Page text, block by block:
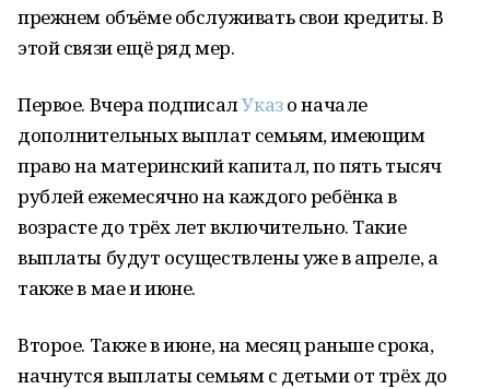
прежнем объёме обслуживать свои кредиты. В
этой связи ещё ряд мер.
Первое. Вчера подписалУказо начале
дополнительных выплат семьям, имеющим
право на материнский капитал, по пять тысяч
рублей ежемесячно на каждого ребёнка в
возрасте до трёх лет включительно. Такие
выплаты будут осуществлены уже в апреле, а
также в мае и июне.
Второе. Также в июне, на месяц раньше срока,
начнутся выплаты семьям с детьми от трёх до